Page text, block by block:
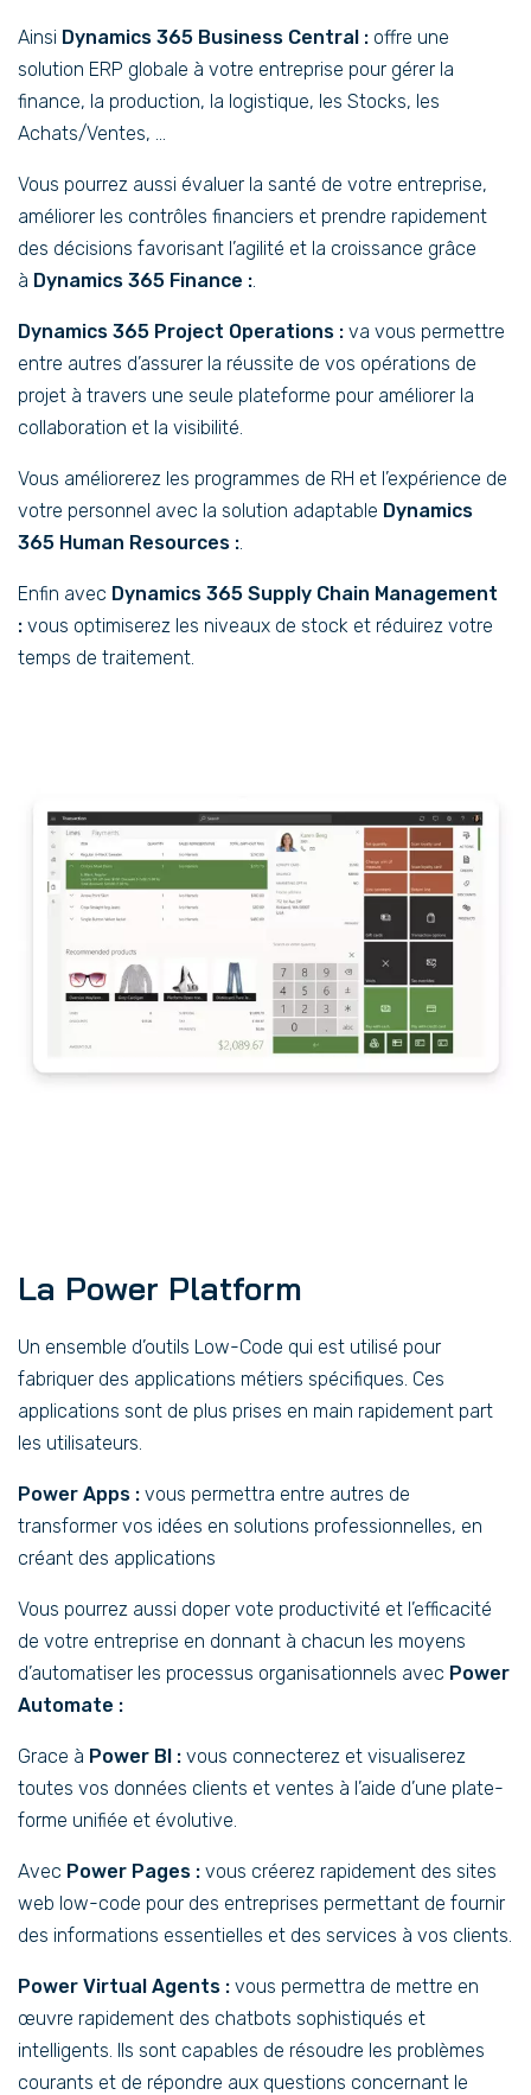
Ainsi Dynamics 365 Business Central : offre une
solution ERP globale à votre entreprise pour gérer la
finance, la production, la logistique, les Stocks, les
Achats/Ventes, …
Vous pourrez aussi évaluer la santé de votre entreprise,
améliorer les contrôles financiers et prendre rapidement
des décisions favorisant l’agilité et la croissance grâce
à Dynamics 365 Finance :.
Dynamics 365 Project Operations : va vous permettre
entre autres d’assurer la réussite de vos opérations de
projet à travers une seule plateforme pour améliorer la
collaboration et la visibilité.
Vous améliorerez les programmes de RH et l’expérience de
votre personnel avec la solution adaptable Dynamics
365 Human Resources :.
Enfin avec Dynamics 365 Supply Chain Management
: vous optimiserez les niveaux de stock et réduirez votre
temps de traitement.
La Power Platform
Un ensemble d’outils Low-Code qui est utilisé pour
fabriquer des applications métiers spécifiques. Ces
applications sont de plus prises en main rapidement part
les utilisateurs.
Power Apps : vous permettra entre autres de
transformer vos idées en solutions professionnelles, en
créant des applications
Vous pourrez aussi doper vote productivité et l’efficacité
de votre entreprise en donnant à chacun les moyens
d’automatiser les processus organisationnels avec Power
Automate :
Grace à Power BI : vous connecterez et visualiserez
toutes vos données clients et ventes à l’aide d’une plate-
forme unifiée et évolutive.
Avec Power Pages : vous créerez rapidement des sites
web low-code pour des entreprises permettant de fournir
des informations essentielles et des services à vos clients.
Power Virtual Agents : vous permettra de mettre en
œuvre rapidement des chatbots sophistiqués et
intelligents. Ils sont capables de résoudre les problèmes
courants et de répondre aux questions concernant le